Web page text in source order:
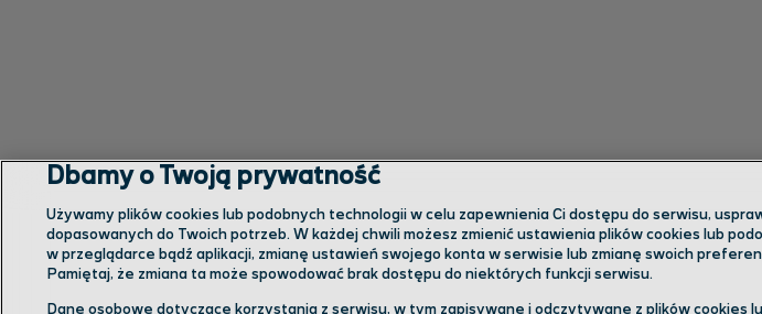
Dbamy o Twoją prywatność
Używamy plików cookies lub podobnych technologii w celu zapewnienia Ci dostępu do serwisu,
dopasowanych do Twoich potrzeb. W każdej chwili możesz zmienić ustawienia plików cookies lub
w przeglądarce bądź aplikacji, zmianę ustawień swojego konta w serwisie lub zmianę swoich
Pamiętaj, że zmiana ta może spowodować brak dostępu do niektórych funkcji serwisu.
Dane osobowe dotyczące korzystania z serwisu, w tym zapisywane i odczytywane z plików cookies